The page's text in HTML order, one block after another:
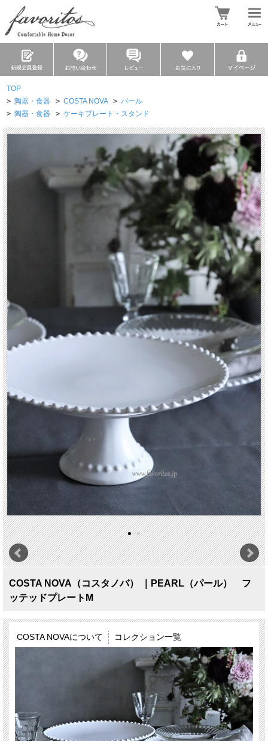
TOP
> 陶器・食器 > COSTA NOVA > パール
> 陶器・食器 > ケーキプレート・スタンド
COSTA NOVA（コスタノバ） ｜PEARL（パール） フ
ッテッドプレートM
COSTA NOVAについて コレクション一覧